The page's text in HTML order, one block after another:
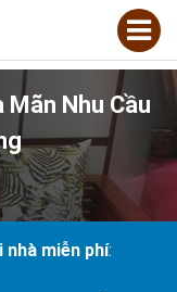
Nhu Cầu
miễn phí: